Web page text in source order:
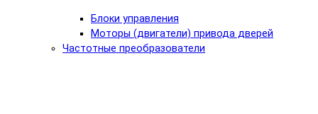
Блоки управления
Моторы (двигатели) привода дверей
Частотные преобразователи